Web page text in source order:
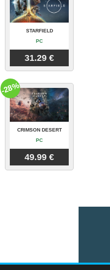
STARFIELD
PC
31.29 €
CRIMSON DESERT
PC
49.99 €
-28%